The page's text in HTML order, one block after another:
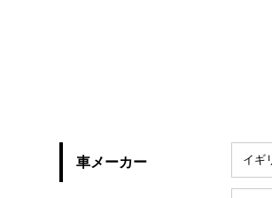
車メーカー イギ